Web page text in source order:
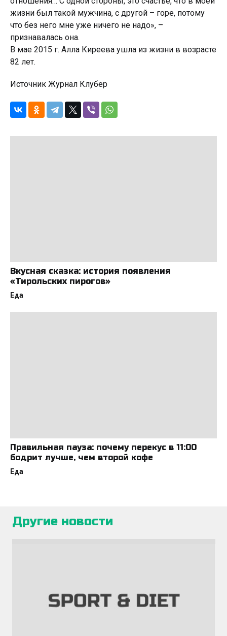
жизни был такой мужчина, с другой – горе, потому
что без него мне уже ничего не надо», –
признавалась она.
В мае 2015 г. Алла Киреева ушла из жизни в возрасте
82 лет.
Источник Журнал Клубер
Вкусная сказка: история появления
«Тирольских пирогов»
Еда
Правильная пауза: почему перекус в 11:00
бодрит лучше, чем второй кофе
Еда
Другие новости